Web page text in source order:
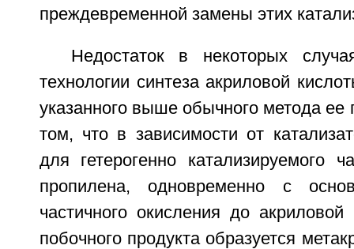
преждевременной замены этих
Недостаток в некоторых
технологии синтеза акриловой
указанного выше обычного метода ее
том, что в зависимости от
для гетерогенно катализируемого
пропилена, одновременно с
частичного окисления до
побочного продукта образуется